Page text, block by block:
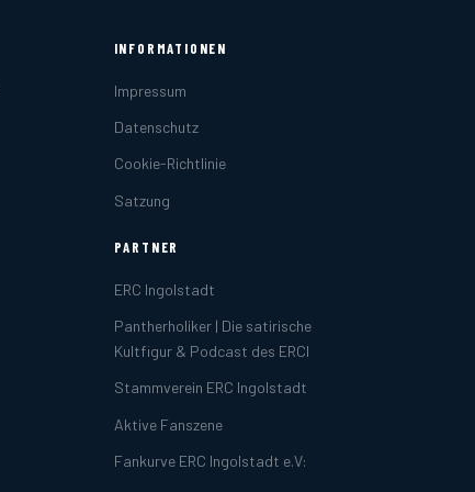
INFORMATIONEN
Impressum
Datenschutz
Cookie-Richtlinie
Satzung
PARTNER
ERC Ingolstadt
Pantherholiker | Die satirische
Kultfigur & Podcast des ERCI
Stammverein ERC Ingolstadt
Aktive Fanszene
Fankurve ERC Ingolstadt e.V: